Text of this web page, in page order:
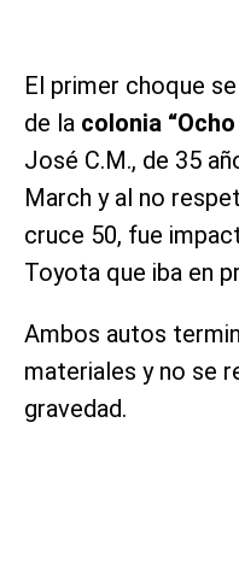
El primer choque
de la colonia
José C.M., de 35
March y al no
cruce 50, fue
Toyota que iba en
Ambos autos
materiales y no se
gravedad.